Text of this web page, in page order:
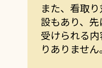
また、看取
設もあり、
受けられる
りありません。